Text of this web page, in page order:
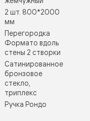
2 шт. 800*2000
мм
Перегородка
Формато вдоль
стены 2 створки
Сатинированное
бронзовое
стекло,
триплекс
Ручка Рондо